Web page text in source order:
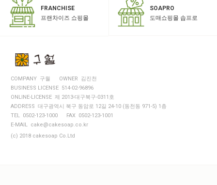
FRANCHISE
프랜차이즈 쇼핑몰
SOAPRO
도매쇼핑몰 솝프로
COMPANY 구월
OWNER 김진천
BUSINESS LICENSE 514-02-96896
ONLINE-LICENSE 제 2013-대구북구-0311호
ADDRESS 대구광역시 북구 동암로 12길 24-10 (동천동 971-5) 1층
TEL 0502-123-1000
FAX 0502-123-1001
E-MAIL cake@cakesoap.co.kr
(c) 2018 cakesoap Co.Ltd